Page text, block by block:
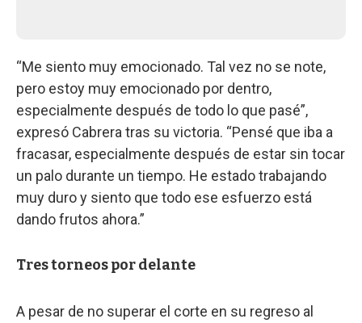
“Me siento muy emocionado. Tal vez no se note,
pero estoy muy emocionado por dentro,
especialmente después de todo lo que pasé”,
expresó Cabrera tras su victoria. “Pensé que iba a
fracasar, especialmente después de estar sin tocar
un palo durante un tiempo. He estado trabajando
muy duro y siento que todo ese esfuerzo está
dando frutos ahora.”
Tres torneos por delante
A pesar de no superar el corte en su regreso al